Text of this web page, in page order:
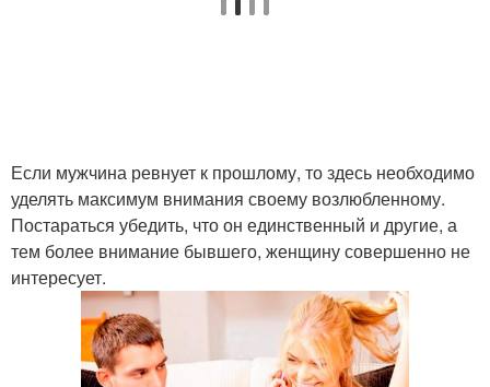
Если мужчина ревнует к прошлому, то здесь необходимо
уделять максимум внимания своему возлюбленному.
Постараться убедить, что он единственный и другие, а
тем более внимание бывшего, женщину совершенно не
интересует.